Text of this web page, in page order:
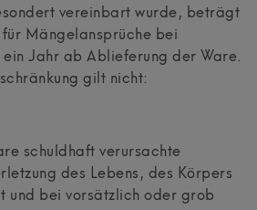
vereinbart wurde, beträgt
Mängelansprüche bei
Jahr ab Ablieferung der Ware.
gilt nicht:
schuldhaft verursachte
des Lebens, des Körpers
und bei vorsätzlich oder grob